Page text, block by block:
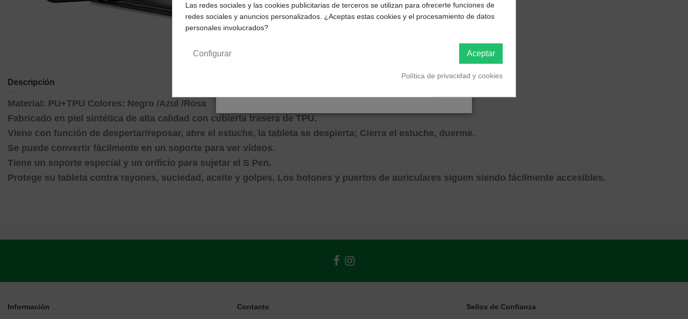
Descripción
Material: PU+TPU Colores: Negro /Azul /Rosa
Fabricado en piel sintética de alta calidad con cubierta trasera de TPU.
Viene con función de despertar/reposar, abre el estuche, la tableta se despierta; Cierra el estuche, duerme.
Se puede convertir fácilmente en un soporte para ver vídeos.
Tiene un soporte especial y un orificio para sujetar el S Pen.
Protege su tableta contra rayones, suciedad, aceite y golpes. Los botones y puertos de auriculares siguen siendo fácilmente accesibles.
Información Contacto Sellos de Confianza
Selecciona tu ubicación para mostrarte los precios e
impuestos correctos para tu región.
Las redes sociales y las cookies publicitarias de terceros se utilizan para ofrecerte funciones de
redes sociales y anuncios personalizados. ¿Aceptas estas cookies y el procesamiento de datos
personales involucrados?
Aceptar
Configurar
Política de privacidad y cookies